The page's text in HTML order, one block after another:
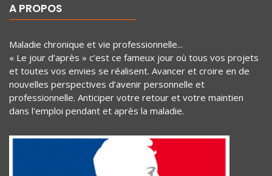
A PROPOS
Maladie chronique et vie professionnelle...
« Le jour d’après » c’est ce fameux jour où tous vos projets
et toutes vos envies se réalisent. Avancer et croire en de
nouvelles perspectives d’avenir personnelle et
professionnelle. Anticiper votre retour et votre maintien
dans l'emploi pendant et après la maladie.